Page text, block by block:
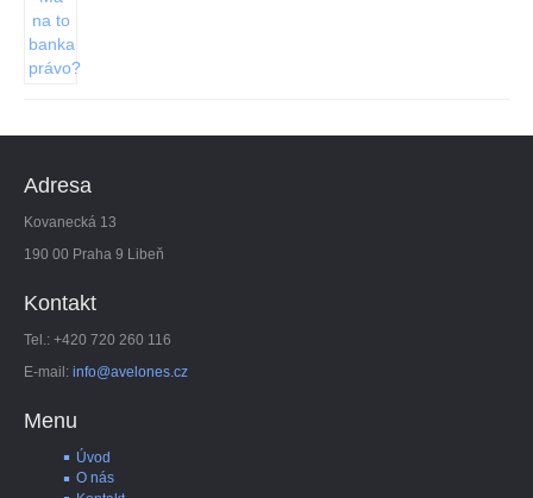
Adresa
Kovanecká 13
190 00 Praha 9 Libeň
Kontakt
Tel.: +420 720 260 116
E-mail: info@avelones.cz
Menu
Úvod
O nás